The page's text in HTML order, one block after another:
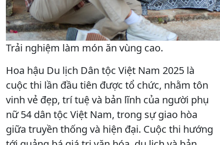
Trải nghiệm làm món ăn vùng cao.
Hoa hậu Du lịch Dân tộc Việt Nam 2025 là
cuộc thi lần đầu tiên được tổ chức, nhằm tôn
vinh vẻ đẹp, trí tuệ và bản lĩnh của người phụ
nữ 54 dân tộc Việt Nam, trong sự giao hòa
giữa truyền thống và hiện đại. Cuộc thi hướng